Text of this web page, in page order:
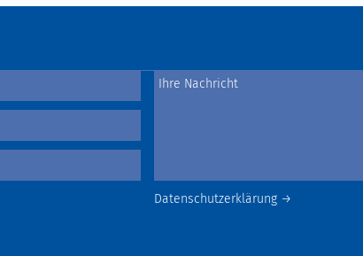
Datenschutzerklärung →